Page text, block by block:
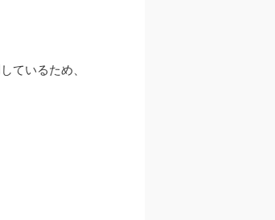
しているため、